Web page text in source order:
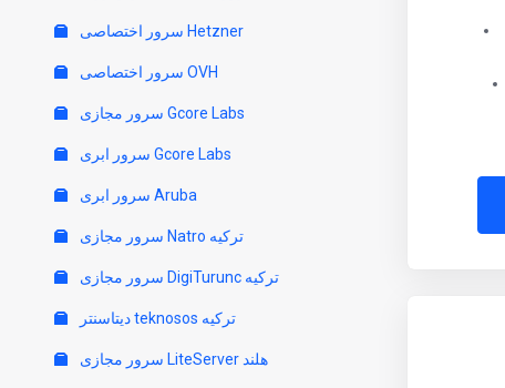
سرور اختصاصی Hetzner
سرور اختصاصی OVH
سرور مجازی Gcore Labs
سرور ابری Gcore Labs
سرور ابری Aruba
سرور مجازی Natro ترکیه
سرور مجازی DigiTurunc ترکیه
دیتاسنتر teknosos ترکیه
سرور مجازی LiteServer هلند